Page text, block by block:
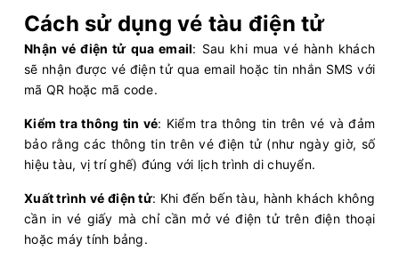
Cách sử dụng vé tàu điện tử
Nhận vé điện tử qua email: Sau khi mua vé hành khách
sẽ nhận được vé điện tử qua email hoặc tin nhắn SMS với
mã QR hoặc mã code.
Kiểm tra thông tin vé: Kiểm tra thông tin trên vé và đảm
bảo rằng các thông tin trên vé điện tử (như ngày giờ, số
hiệu tàu, vị trí ghế) đúng với lịch trình di chuyển.
Xuất trình vé điện tử: Khi đến bến tàu, hành khách không
cần in vé giấy mà chỉ cần mở vé điện tử trên điện thoại
hoặc máy tính bảng.